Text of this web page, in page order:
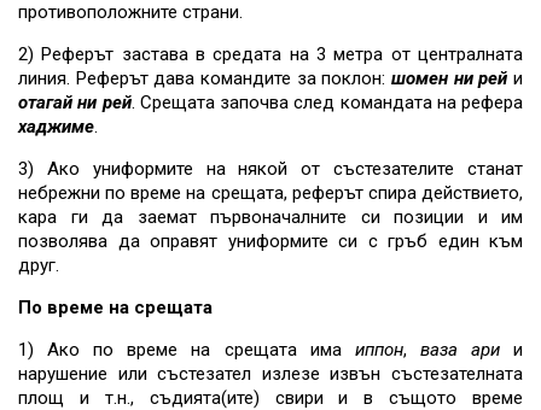
противоположните страни.
2) Реферът застава в средата на 3 метра от централната
линия. Реферът дава командите за поклон: шомен ни рей и
отагай ни рей. Срещата започва след командата на рефера
хаджиме.
3) Ако униформите на някой от състезателите станат
небрежни по време на срещата, реферът спира действието,
кара ги да заемат първоначалните си позиции и им
позволява да оправят униформите си с гръб един към
друг.
По време на срещата
1) Ако по време на срещата има иппон, ваза арии
нарушение или състезател излезе извън състезателната
площ и т.н., съдията(ите) свири и в същото време